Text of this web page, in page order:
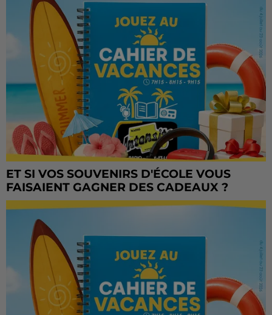
ET SI VOS SOUVENIRS D'ÉCOLE VOUS
FAISAIENT GAGNER DES CADEAUX ?